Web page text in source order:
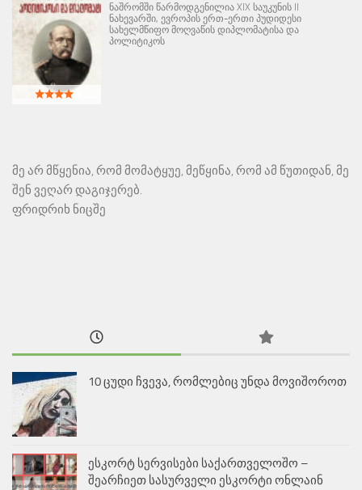
ნაშრომში წარმოდგენილია XIX საუკუნის II
ნახევარში, ევროპის ერთ-ერთი პუდიდესი
სახელმწიფო მოღვაწის დიპლომატისა და
პოლიტიკოს
მე არ მწყენია, რომ მომატყუე, მეწყინა, რომ ამ წუთიდან, მე
შენ ვეღარ დაგიჯერებ.
ფრიდრიხ ნიცშე
10 ცუდი ჩვევა, რომლებიც უნდა მოვიშოროთ
ესკორტ სერვისები საქართველოშო –
შეარჩიეთ სასურველი ესკორტი ონლაინ